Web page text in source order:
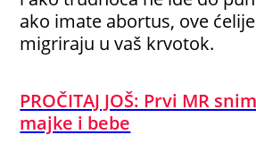
ako imate abortus, ove
migriraju u vaš krvotok.
PROČITAJ JOŠ: Prvi MR
majke i bebe